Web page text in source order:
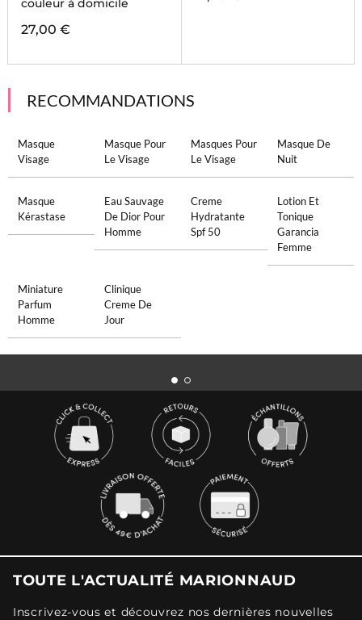
couleur à domicile
27,00 €
RECOMMANDATIONS
Masque
Visage
Masque Pour
Le Visage
Masques Pour
Le Visage
Masque De
Nuit
Masque
Kérastase
Eau Sauvage
De Dior Pour
Homme
Creme
Hydratante
Spf 50
Lotion Et
Tonique
Garancia
Femme
Miniature
Parfum
Homme
Clinique
Creme De
Jour
TOUTE L'ACTUALITÉ MARIONNAUD
Inscrivez-vous et découvrez nos dernières nouvelles